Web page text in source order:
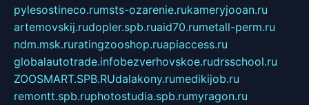
pylesostineco.rumsts-ozarenie.rukameryjooan.ru
artemovskij.rudopler.spb.ruaid70.rumetall-perm.ru
ndm.msk.ruratingzooshop.ruapiaccess.ru
globalautotrade.infobezverhovskoe.rudrsschool.ru
ZOOSMART.SPB.RUdalakony.rumedikijob.ru
remontt.spb.ruphotostudia.spb.rumyragon.ru